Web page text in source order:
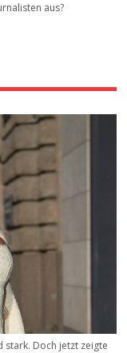
aus?
stark. Doch jetzt zeigte